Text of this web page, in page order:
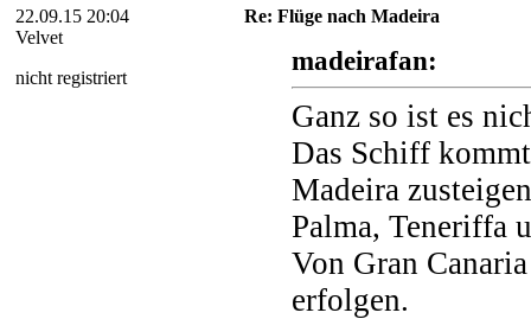
22.09.15 20:04
Velvet
nicht registriert
Re: Flüge nach Madeira
madeirafan:
Ganz so ist es
Das Schiff
Madeira
Palma, Teneriffa
Von Gran
erfolgen.